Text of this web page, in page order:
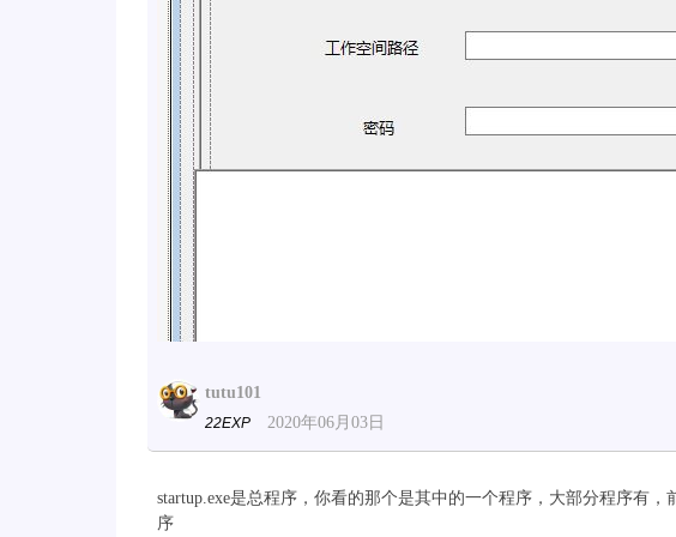
tutu101
22EXP 2020年06月03日
startup.exe是总程序，你看的那个是其中的一个程序，大部分程序有
序